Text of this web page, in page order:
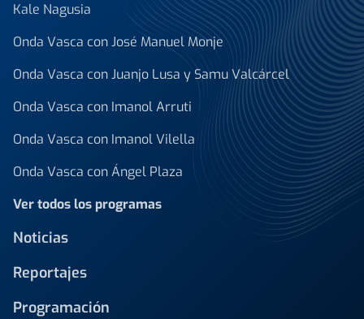
Kale Nagusia
Onda Vasca con José Manuel Monje
Onda Vasca con Juanjo Lusa y Samu Valcárcel
Onda Vasca con Imanol Arruti
Onda Vasca con Imanol Vilella
Onda Vasca con Ángel Plaza
Ver todos los programas
Noticias
Reportajes
Programación